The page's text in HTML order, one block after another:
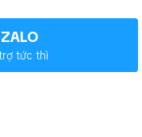
tức thì